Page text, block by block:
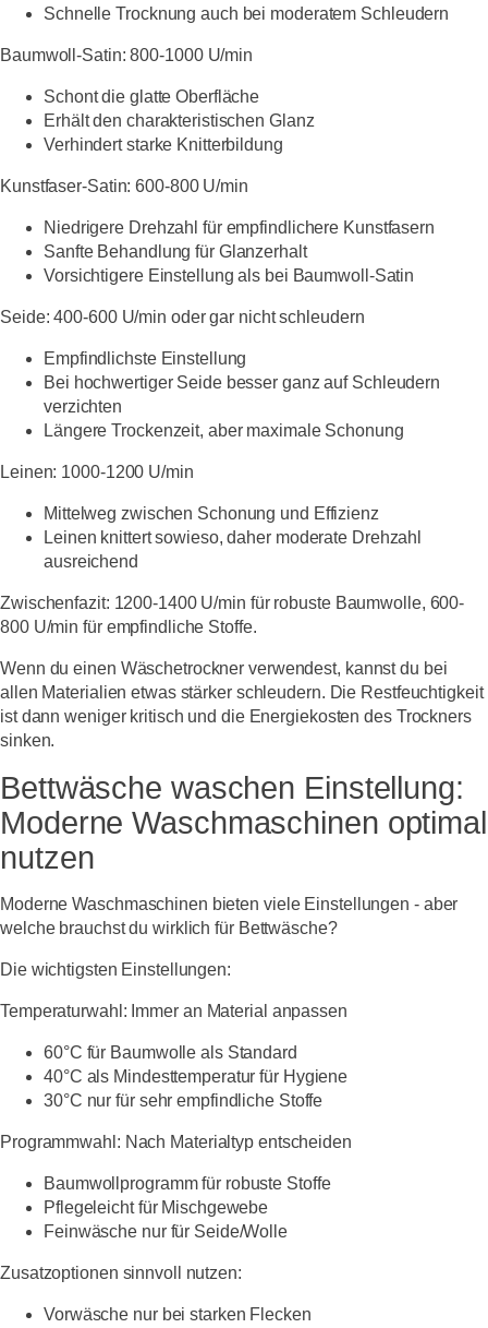
Schnelle Trocknung auch bei moderatem Schleudern
Baumwoll-Satin: 800-1000 U/min
Schont die glatte Oberfläche
Erhält den charakteristischen Glanz
Verhindert starke Knitterbildung
Kunstfaser-Satin: 600-800 U/min
Niedrigere Drehzahl für empfindlichere Kunstfasern
Sanfte Behandlung für Glanzerhalt
Vorsichtigere Einstellung als bei Baumwoll-Satin
Seide: 400-600 U/min oder gar nicht schleudern
Empfindlichste Einstellung
Bei hochwertiger Seide besser ganz auf Schleudern
verzichten
Längere Trockenzeit, aber maximale Schonung
Leinen: 1000-1200 U/min
Mittelweg zwischen Schonung und Effizienz
Leinen knittert sowieso, daher moderate Drehzahl
ausreichend
Zwischenfazit: 1200-1400 U/min für robuste Baumwolle, 600-
800 U/min für empfindliche Stoffe.
Wenn du einen Wäschetrockner verwendest, kannst du bei
allen Materialien etwas stärker schleudern. Die Restfeuchtigkeit
ist dann weniger kritisch und die Energiekosten des Trockners
sinken.
Bettwäsche waschen Einstellung:
Moderne Waschmaschinen optimal
nutzen
Moderne Waschmaschinen bieten viele Einstellungen - aber
welche brauchst du wirklich für Bettwäsche?
Die wichtigsten Einstellungen:
Temperaturwahl: Immer an Material anpassen
60°C für Baumwolle als Standard
40°C als Mindesttemperatur für Hygiene
30°C nur für sehr empfindliche Stoffe
Programmwahl: Nach Materialtyp entscheiden
Baumwollprogramm für robuste Stoffe
Pflegeleicht für Mischgewebe
Feinwäsche nur für Seide/Wolle
Zusatzoptionen sinnvoll nutzen:
Vorwäsche nur bei starken Flecken